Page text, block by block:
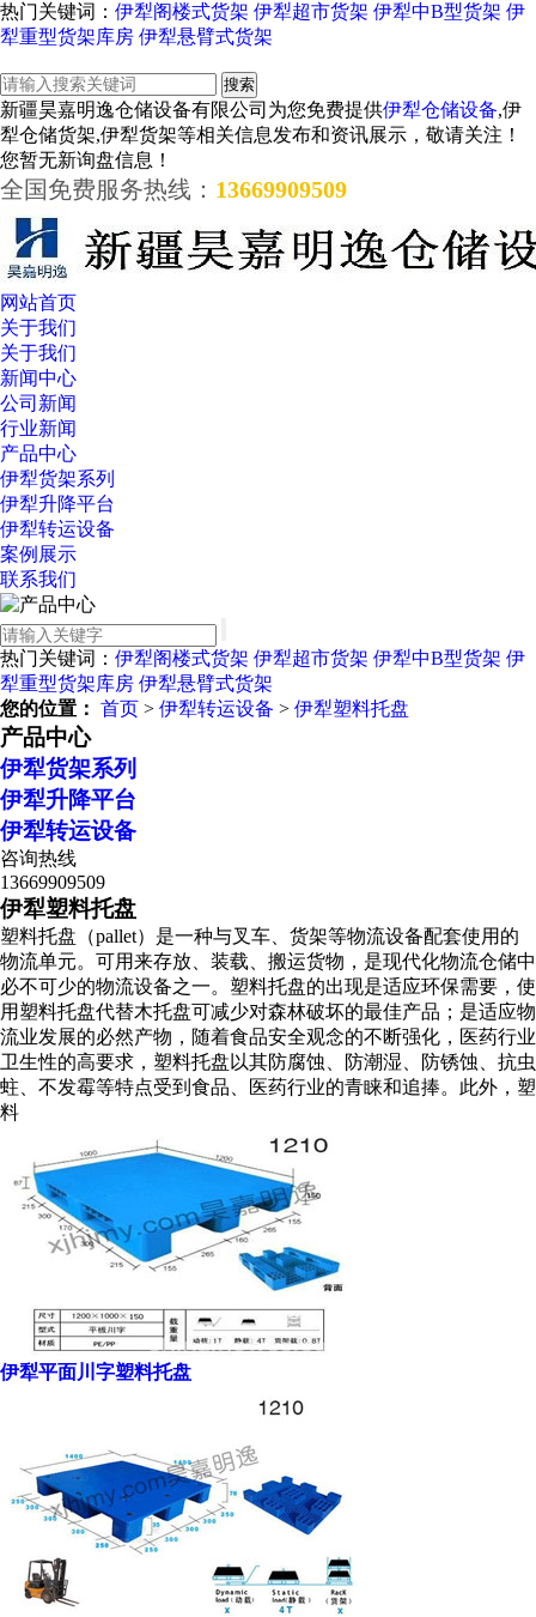
热门关键词： 伊犁阁楼式货架 伊犁超市货架 伊犁中B型货架 伊
犁重型货架库房 伊犁悬臂式货架
新疆昊嘉明逸仓储设备有限公司为您免费提供伊犁仓储设备,伊
犁仓储货架,伊犁货架等相关信息发布和资讯展示，敬请关注！
您暂无新询盘信息！
全国免费服务热线： 13669909509
网站首页
关于我们
关于我们
新闻中心
公司新闻
行业新闻
产品中心
伊犁货架系列
伊犁升降平台
伊犁转运设备
案例展示
联系我们
热门关键词： 伊犁阁楼式货架 伊犁超市货架 伊犁中B型货架 伊
犁重型货架库房 伊犁悬臂式货架
您的位置： 首页 > 伊犁转运设备 > 伊犁塑料托盘
产品中心
伊犁货架系列
伊犁升降平台
伊犁转运设备
咨询热线
13669909509
伊犁塑料托盘
塑料托盘（pallet）是一种与叉车、货架等物流设备配套使用的
物流单元。可用来存放、装载、搬运货物，是现代化物流仓储中
必不可少的物流设备之一。塑料托盘的出现是适应环保需要，使
用塑料托盘代替木托盘可减少对森林破坏的最佳产品；是适应物
流业发展的必然产物，随着食品安全观念的不断强化，医药行业
卫生性的高要求，塑料托盘以其防腐蚀、防潮湿、防锈蚀、抗虫
蛀、不发霉等特点受到食品、医药行业的青睐和追捧。此外，塑
料
伊犁平面川字塑料托盘